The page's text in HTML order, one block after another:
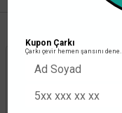
Stoktakiler
Kupon Çarkı
Çarkı çevir hemen şansını dene.